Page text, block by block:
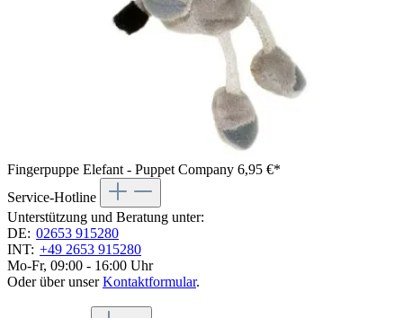
Fingerpuppe Elefant - Puppet Company 6,95 €*
Service-Hotline
Unterstützung und Beratung unter:
DE: 02653 915280
INT: +49 2653 915280
Mo-Fr, 09:00 - 16:00 Uhr
Oder über unserKontaktformular.